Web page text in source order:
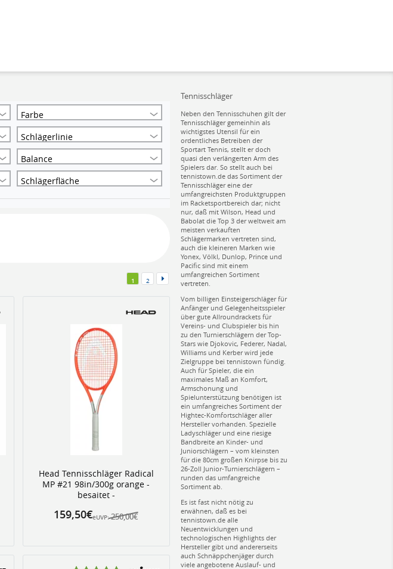
Farbe
Schlägerlinie
Balance
Schlägerfläche
1 2
Head Tennisschläger Radical
MP #21 98in/300g orange -
besaitet -
eUVP: 250,00€
159,50€
Tennisschläger
Neben den Tennisschuhen gilt der
Tennisschläger gemeinhin als
wichtigstes Utensil für ein
ordentliches Betreiben der
Sportart Tennis, stellt er doch
quasi den verlängerten Arm des
Spielers dar. So stellt auch bei
tennistown.de das Sortiment der
Tennisschläger eine der
umfangreichsten Produktgruppen
im Racketsportbereich dar; nicht
nur, daß mit Wilson, Head und
Babolat die Top 3 der weltweit am
meisten verkauften
Schlägermarken vertreten sind,
auch die kleineren Marken wie
Yonex, Völkl, Dunlop, Prince und
Pacific sind mit einem
umfangreichen Sortiment
vertreten.
Vom billigen Einsteigerschläger für
Anfänger und Gelegenheitsspieler
über gute Allroundrackets für
Vereins- und Clubspieler bis hin
zu den Turnierschlägern der Top-
Stars wie Djokovic, Federer, Nadal,
Williams und Kerber wird jede
Zielgruppe bei tennistown fündig.
Auch für Spieler, die ein
maximales Maß an Komfort,
Armschonung und
Spielunterstützung benötigen ist
ein umfangreiches Sortiment der
Hightec-Komfortschläger aller
Hersteller vorhanden. Spezielle
Ladyschläger und eine riesige
Bandbreite an Kinder- und
Juniorschlägern – vom kleinsten
für die 80cm großen Knirpse bis zu
26-Zoll Junior-Turnierschlägern –
runden das umfangreiche
Sortiment ab.
Es ist fast nicht nötig zu
erwähnen, daß es bei
tennistown.de alle
Neuentwicklungen und
technologischen Highlights der
Hersteller gibt und andererseits
auch Schnäppchenjäger durch
viele angebotene Auslauf- und